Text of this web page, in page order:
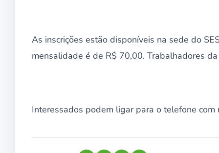
As inscrições estão disponíveis na sede do
mensalidade é de R$ 70,00. Trabalhadores
Interessados podem ligar para o telefone